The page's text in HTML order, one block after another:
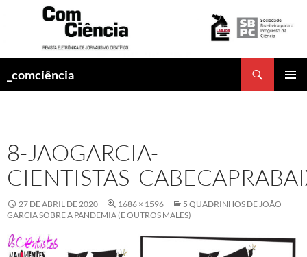
_comciência
8-JAOGARCIA-
27 DE ABRIL DE 2020 1686 × 1596
5 QUADRINHOS DE JOÃO
GARCIA SOBRE A PANDEMIA (E OUTROS MALES)